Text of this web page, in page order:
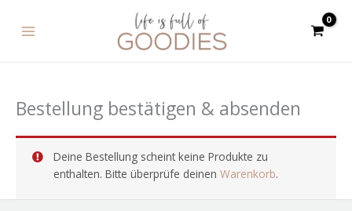
Inhalt
MENU
Bestellung bestätigen & absenden
Deine Bestellung scheint keine Produkte zu
enthalten. Bitte überprüfe deinen Warenkorb.